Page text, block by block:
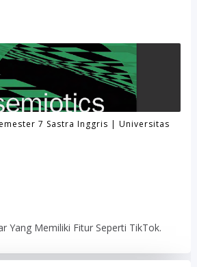
7 Sastra Inggris | Universitas
Yang Memiliki Fitur Seperti TikTok.